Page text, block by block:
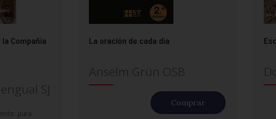
Compañía
pura
La oración de cada día
Comprar